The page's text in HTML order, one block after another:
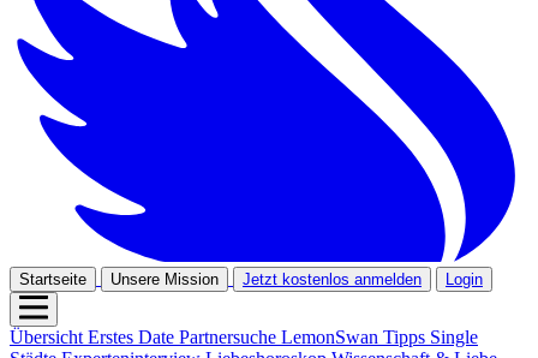
Startseite Unsere Mission Jetzt kostenlos anmelden Login
ÜbersichtErstes Date Partnersuche LemonSwan Tipps Single